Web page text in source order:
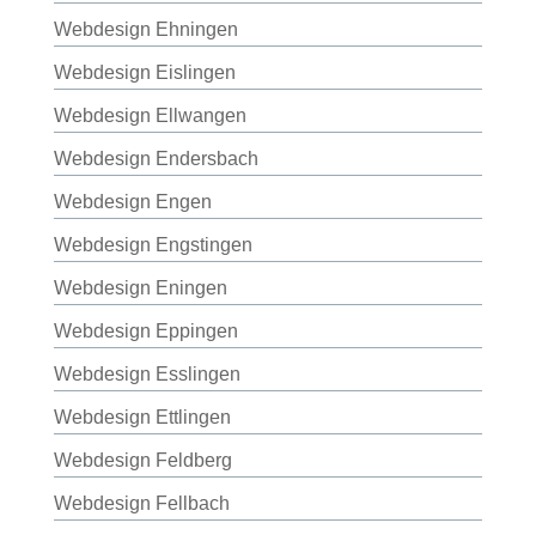
Webdesign Ehningen
Webdesign Eislingen
Webdesign Ellwangen
Webdesign Endersbach
Webdesign Engen
Webdesign Engstingen
Webdesign Eningen
Webdesign Eppingen
Webdesign Esslingen
Webdesign Ettlingen
Webdesign Feldberg
Webdesign Fellbach